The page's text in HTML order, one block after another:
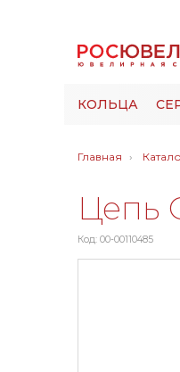
КОЛЬЦА
Главная
Цепь
Код: 00-00110485